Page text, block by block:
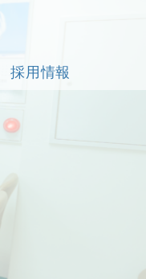
採用情報